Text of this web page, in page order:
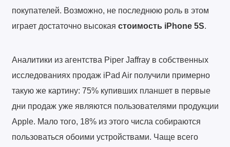
покупателей. Возможно, не последнюю роль в этом
играет достаточно высокая стоимость iPhone 5S.
Аналитики из агентства Piper Jaffray в собственных
исследованиях продаж iPad Air получили примерно
такую же картину: 75% купивших планшет в первые
дни продаж уже являются пользователями продукции
Apple. Мало того, 18% из этого числа собираются
пользоваться обоими устройствами. Чаще всего